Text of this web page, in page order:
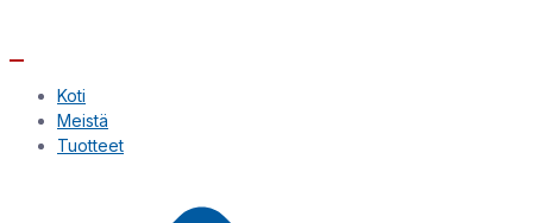
Koti
Meistä
Tuotteet